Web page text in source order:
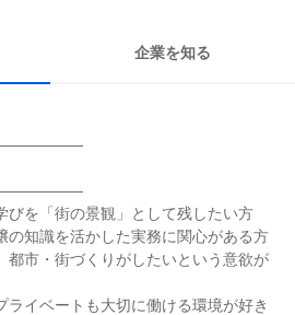
企業を知る
びを「街の景観」として残したい方
の知識を活かした実務に関心がある方
都市・街づくりがしたいという意欲が
ライベートも大切に働ける環境が好き